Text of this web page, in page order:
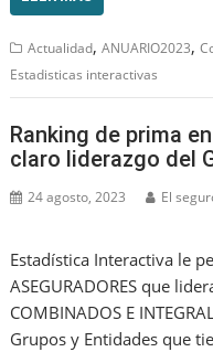
Actualidad,ANUARIO2023,
Estadisticas interactivas
Ranking de prima
claro liderazgo del
24 agosto, 2023 El
Estadística Interactiva le
ASEGURADORES que
COMBINADOS E
Grupos y Entidades que